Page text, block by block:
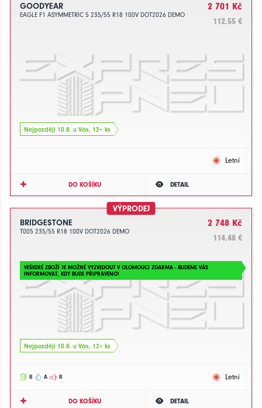
GOODYEAR
EAGLE F1 ASYMMETRIC 5 235/55 R18 100V DOT2026 DEMO
2 701 Kč
112.55 €
Nejpozději 10.8. u Vás, 12+ ks
Letní
DO KOŠÍKU DETAIL
VÝPRODEJ
BRIDGESTONE
T005 235/55 R18 100V DOT2026 DEMO
2 748 Kč
114.48 €
VEŠKERÉ ZBOŽÍ JE MOŽNÉ VYZVEDOUT V OLOMOUCI ZDARMA - BUDEME VÁS
INFORMOVAT, KDY BUDE PŘIPRAVENO!
Nejpozději 10.8. u Vás, 12+ ks
B A B Letní
DO KOŠÍKU DETAIL